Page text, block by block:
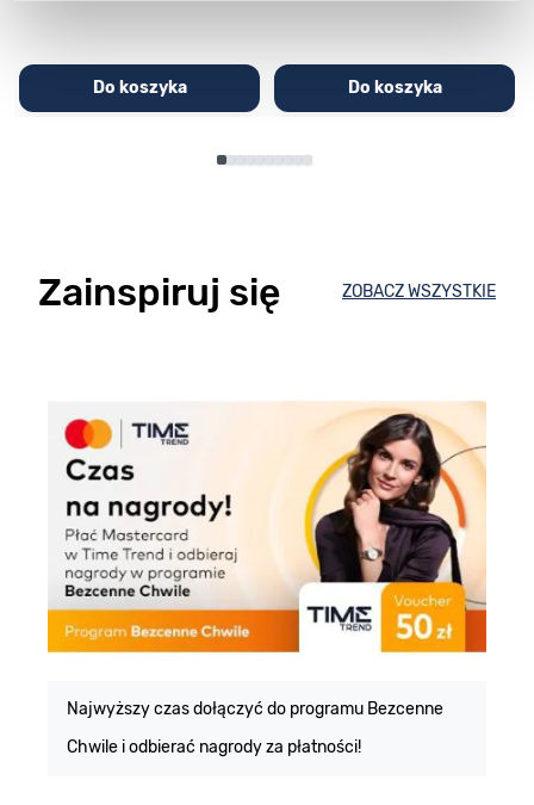
Do koszyka Do koszyka
Zainspiruj się ZOBACZ WSZYSTKIE
Najwyższy czas dołączyć do programu Bezcenne
Chwile i odbierać nagrody za płatności!